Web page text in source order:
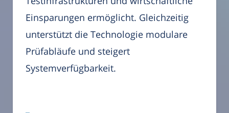
Einsparungen ermöglicht. Gleichzeitig
unterstützt die Technologie modulare
Prüfabläufe und steigert
Systemverfügbarkeit.